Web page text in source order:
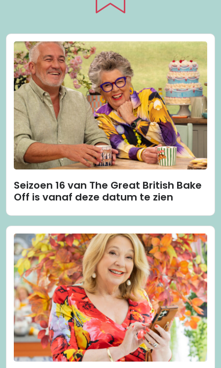
Seizoen 16 van The Great British Bake
Off is vanaf deze datum te zien